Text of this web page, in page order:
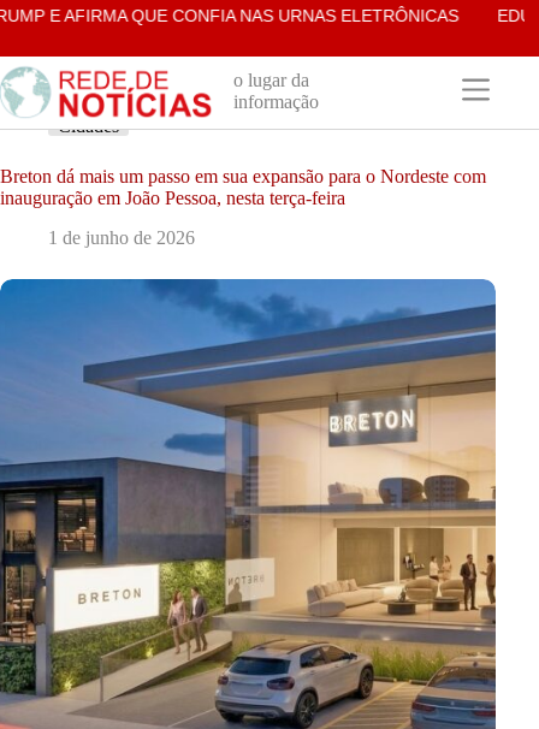
Pular
o
conteúdo
E AFIRMA QUE CONFIA NAS URNAS ELETRÔNICAS
o lugar da
informação
Cidades
Breton dá mais um passo em sua expansão para o Nordeste com
inauguração em João Pessoa, nesta terça-feira
1 de junho de 2026